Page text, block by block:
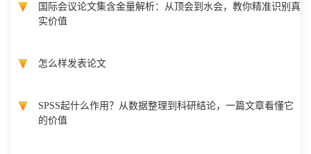
国际会议论文集含金量解析：从顶会到水会，教你精准识别真
实价值
怎么样发表论文
SPSS起什么作用？从数据整理到科研结论，一篇文章看懂它
的价值